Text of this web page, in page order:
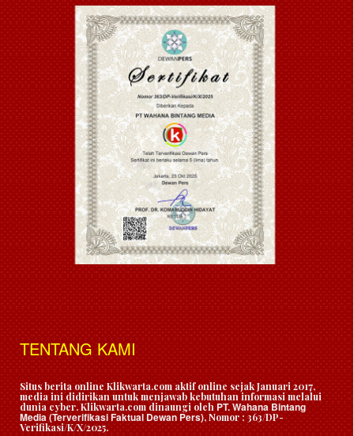
TENTANG KAMI
Situs berita online Klikwarta.com aktif online sejak Januari 2017,
media ini didirikan untuk menjawab kebutuhan informasi melalui
dunia cyber. Klikwarta.com dinaungi oleh PT. Wahana Bintang
Media (Terverifikasi Faktual Dewan Pers), Nomor : 363/DP-
Verifikasi/K/X/2025.